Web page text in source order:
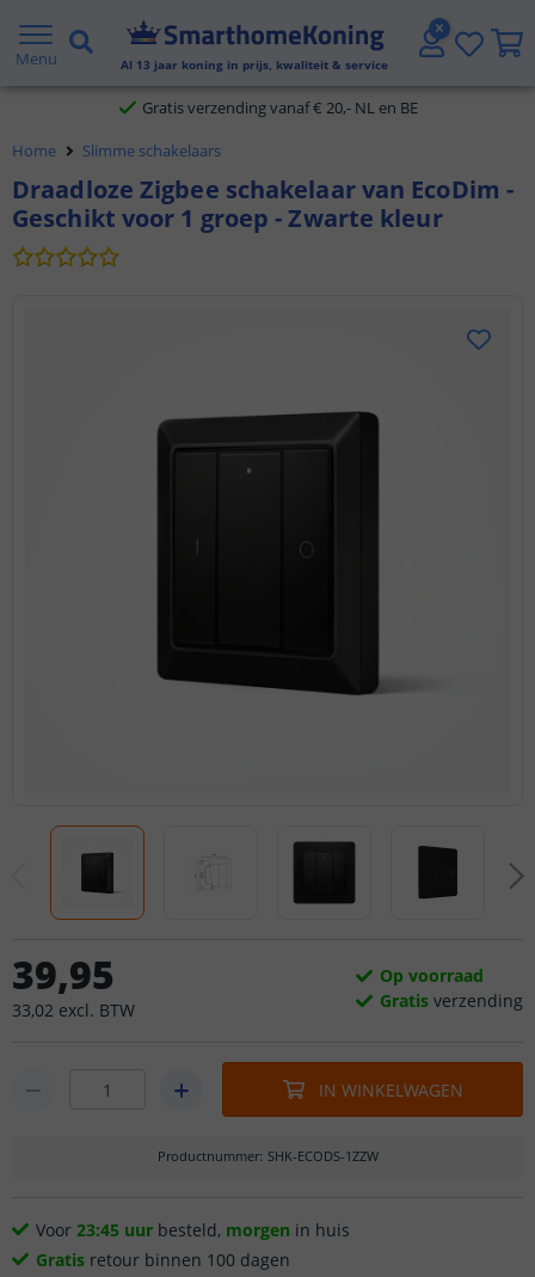
Menu Al 13 jaar koning in prijs, kwaliteit & service
2 jaar garantie
Gratis verzending vanaf € 20,- NL en BE
Klantbeoordeling 9.1
Voor 23:45 uur besteld,morgen in huis
Home Slimme schakelaars
Draadloze Zigbee schakelaar van EcoDim -
Geschikt voor 1 groep - Zwarte kleur
39,95
33,02 excl. BTW
Op voorraad
Gratis verzending
IN WINKELWAGEN
Productnummer: SHK-ECODS-1ZZW
Voor 23:45 uur besteld, morgen in huis
Gratis retour binnen 100 dagen